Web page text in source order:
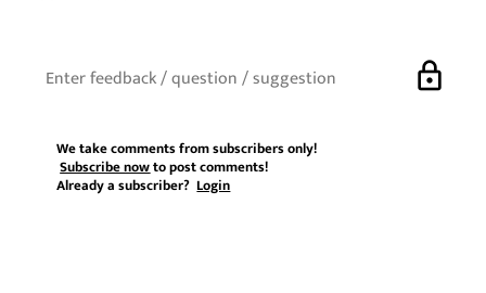
lock
We take comments from subscribers only!
Subscribe nowto post comments!
Already a subscriber?Login